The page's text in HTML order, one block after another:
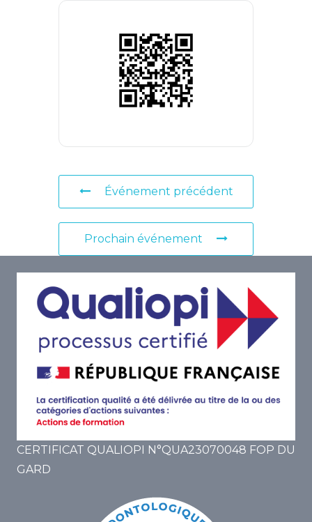
Événement précédent
Prochain événement
CERTIFICAT QUALIOPI N°QUA23070048 FOP DU
GARD